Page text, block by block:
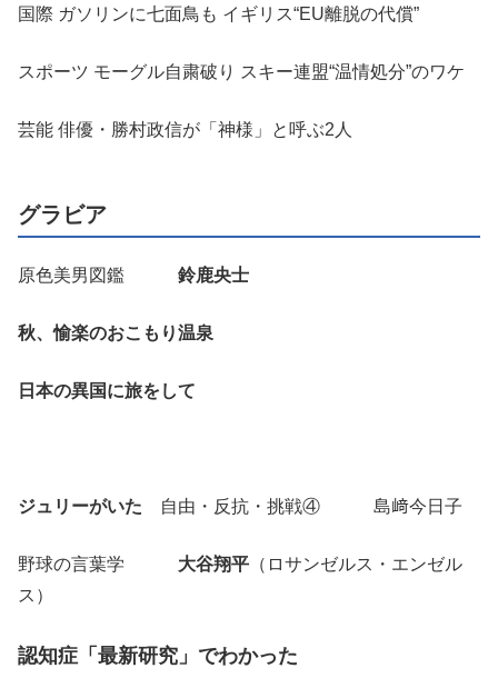
国際 ガソリンに七面鳥も イギリス“EU離脱の代償”
スポーツ モーグル自粛破り スキー連盟“温情処分”のワケ
芸能 俳優・勝村政信が「神様」と呼ぶ2人
グラビア
原色美男図鑑 鈴鹿央士
秋、愉楽のおこもり温泉
日本の異国に旅をして
ジュリーがいた 自由・反抗・挑戦④ 島﨑今日子
野球の言葉学 大谷翔平 （ロサンゼルス・エンゼル
ス）
認知症「最新研究」でわかった